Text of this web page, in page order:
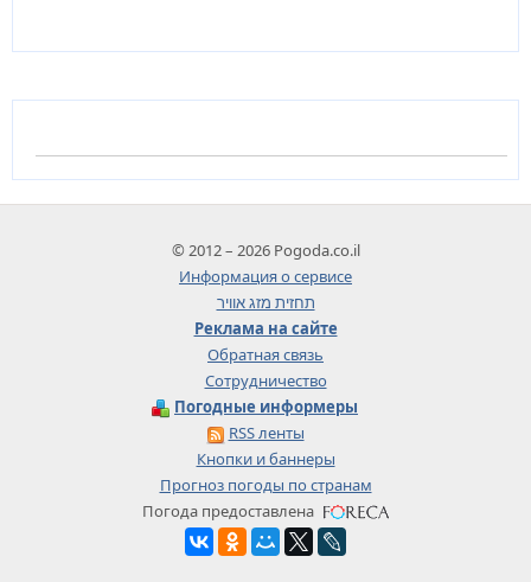
© 2012 – 2026 Pogoda.co.il
Информация о сервисе
תחזית מזג אוויר
Реклама на сайте
Обратная связь
Сотрудничество
Погодные информеры
RSS ленты
Кнопки и баннеры
Прогноз погоды по странам
Погода предоставлена